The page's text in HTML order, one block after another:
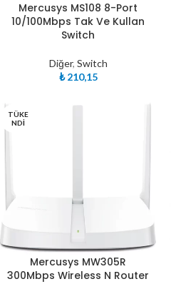
Mercusys MS108 8-Port
10/100Mbps Tak Ve Kullan
Switch
Diğer, Switch
₺210,15
TÜKE
NDI
Mercusys MW305R
300Mbps Wireless N Router